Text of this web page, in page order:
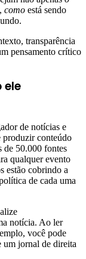
como está sendo
transparência
pensamento crítico
ele
de notícias e
produzir conteúdo
de 50.000 fontes
qualquer evento
estão cobrindo a
de cada uma
notícia. Ao ler
você pode
um jornal de direita